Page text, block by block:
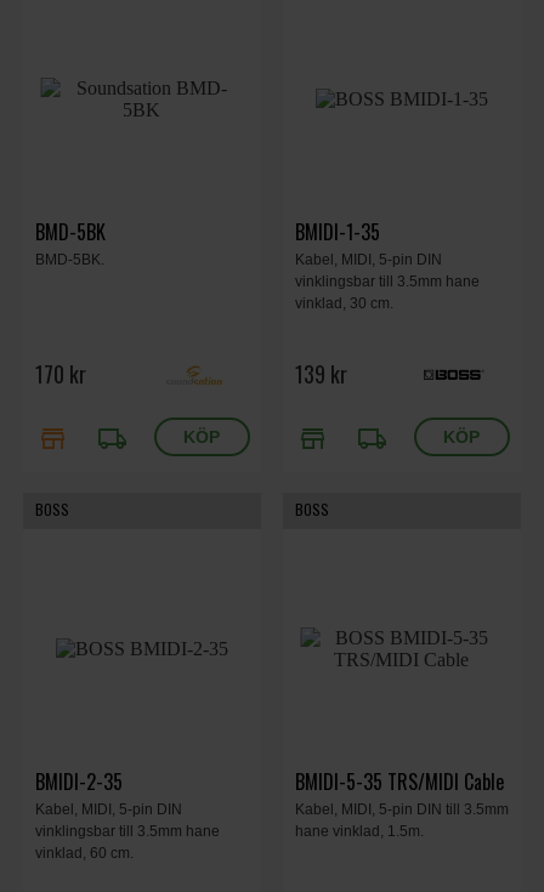
BMD-5BK
BMD-5BK.
170 kr
store local_shipping
BMIDI-1-35
Kabel, MIDI, 5-pin DIN
vinklingsbar till 3.5mm hane
vinklad, 30 cm.
139 kr
store local_shipping
BOSS
BMIDI-2-35
Kabel, MIDI, 5-pin DIN
vinklingsbar till 3.5mm hane
vinklad, 60 cm.
BOSS
BMIDI-5-35 TRS/MIDI Cable
Kabel, MIDI, 5-pin DIN till 3.5mm
hane vinklad, 1.5m.